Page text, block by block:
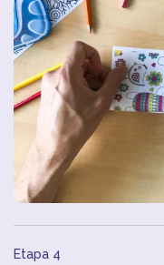
Etapa 4